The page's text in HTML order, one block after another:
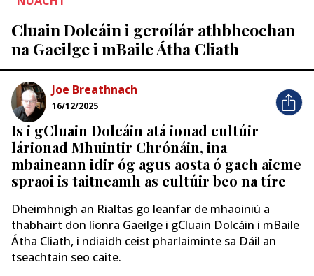
Cluain Dolcáin i gcroílár athbheochan
na Gaeilge i mBaile Átha Cliath
Joe Breathnach
16/12/2025
Is i gCluain Dolcáin atá ionad cultúir
lárionad Mhuintir Chrónáin, ina
mbaineann idir óg agus aosta ó gach aicme
spraoi is taitneamh as cultúir beo na tíre
Dheimhnigh an Rialtas go leanfar de mhaoiniú a
thabhairt don líonra Gaeilge i gCluain Dolcáin i mBaile
Átha Cliath, i ndiaidh ceist pharlaiminte sa Dáil an
tseachtain seo caite.